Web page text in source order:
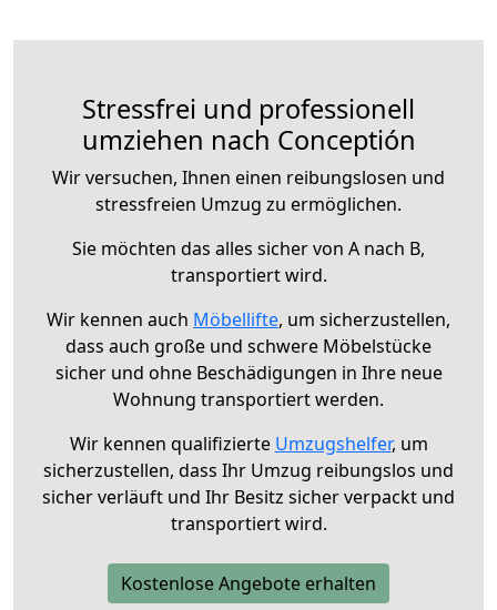
Stressfrei und professionell
umziehen nach Conceptión
Wir versuchen, Ihnen einen reibungslosen und
stressfreien Umzug zu ermöglichen.
Sie möchten das alles sicher von A nach B,
transportiert wird.
Wir kennen auch Möbellifte, um sicherzustellen,
dass auch große und schwere Möbelstücke
sicher und ohne Beschädigungen in Ihre neue
Wohnung transportiert werden.
Wir kennen qualifizierte Umzugshelfer, um
sicherzustellen, dass Ihr Umzug reibungslos und
sicher verläuft und Ihr Besitz sicher verpackt und
transportiert wird.
Kostenlose Angebote erhalten